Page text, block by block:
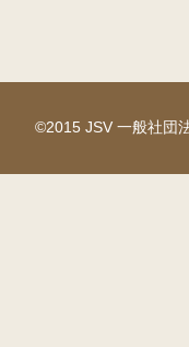
©2015 JSV 一般社団